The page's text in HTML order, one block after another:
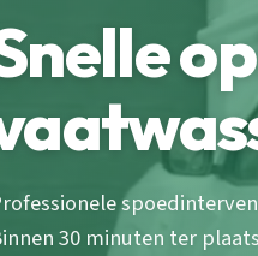
30 minuten ter